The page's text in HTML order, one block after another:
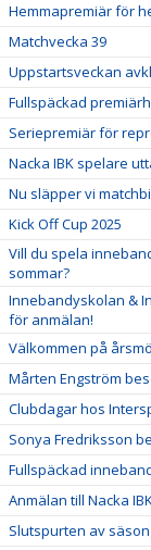
Hemmapremiär för
Matchvecka 39
Uppstartsveckan
Fullspäckad
Seriepremiär för
Nacka IBK spelare
Nu släpper vi
Kick Off Cup 2025
Vill du spela
sommar?
Innebandyskolan &
för anmälan!
Välkommen på
Mårten Engström
Clubdagar hos
Sonya Fredriksson
Fullspäckad
Anmälan till Nacka
Slutspurten av